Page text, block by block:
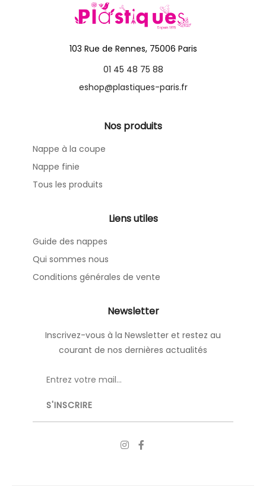
103 Rue de Rennes, 75006 Paris
01 45 48 75 88
eshop@plastiques-paris.fr
Nos produits
Nappe à la coupe
Nappe finie
Tous les produits
Liens utiles
Guide des nappes
Qui sommes nous
Conditions générales de vente
Newsletter
Inscrivez-vous à la Newsletter et restez au
courant de nos dernières actualités